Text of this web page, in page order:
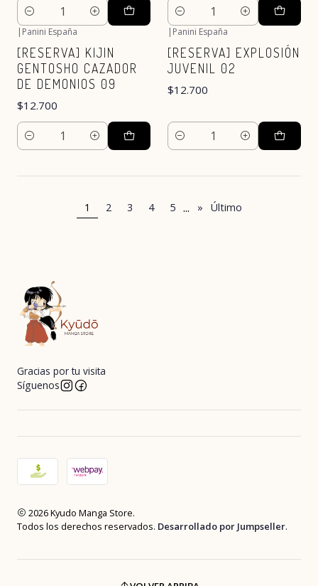
Cantidad Cantidad
| Panini España
[RESERVA] KIJIN
GENTOSHO CAZADOR
DE DEMONIOS 09
$12.700
Cantidad
| Panini España
[RESERVA] EXPLOSIÓN
JUVENIL 02
$12.700
Cantidad
1 2 3 4 5 ... » Último
Gracias por tu visita
Síguenos
2026 Kyudo Manga Store.
Todos los derechos reservados. Desarrollado por Jumpseller.